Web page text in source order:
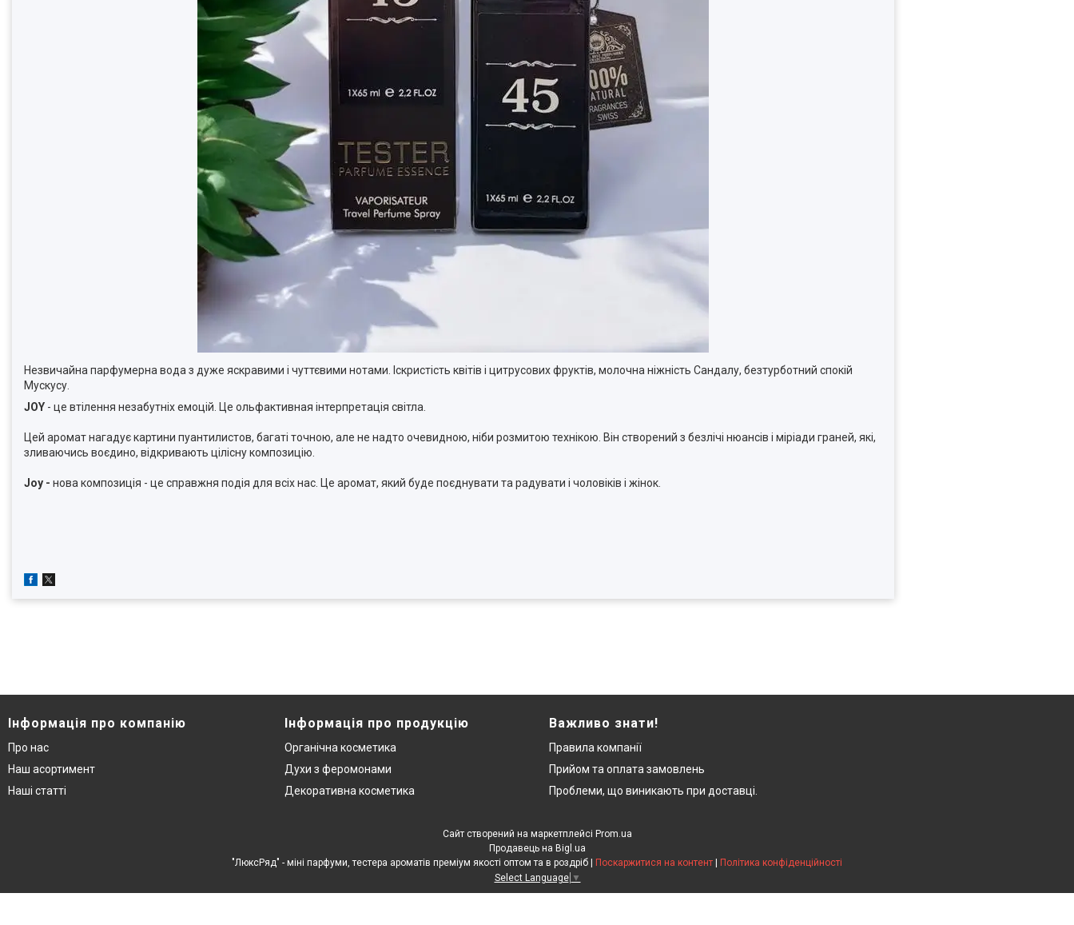
Незвичайна парфумерна вода з дуже яскравими і чуттєвими нотами. Іскристість квітів і цитрусових фруктів, молочна ніжність Сандалу, безтурботний спокій
Мускусу.
JOY - це втілення незабутніх емоцій. Це ольфактивная інтерпретація світла.
Цей аромат нагадує картини пуантилистов, багаті точною, але не надто очевидною, ніби розмитою технікою. Він створений з безлічі нюансів і міріади граней, які,
зливаючись воєдино, відкривають цілісну композицію.
Joy - нова композиція - це справжня подія для всіх нас. Це аромат, який буде поєднувати та радувати і чоловіків і жінок.
Інформація про компанію
Про нас
Наш асортимент
Наші статті
Інформація про продукцію
Органічна косметика
Духи з феромонами
Декоративна косметика
Важливо знати!
Правила компанії
Прийом та оплата замовлень
Проблеми, що виникають при доставці.
Сайт створений на маркетплейсі Prom.ua
Продавець на Bigl.ua
"ЛюксРяд" - міні парфуми, тестера ароматів преміум якості оптом та в роздріб | Поскаржитися на контент | Політика конфіденційності
Select Language ▼